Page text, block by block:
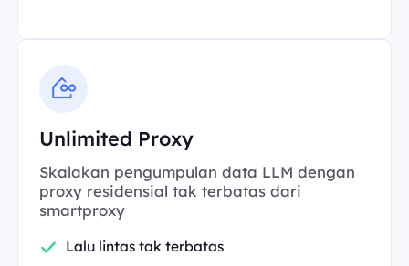
Unlimited Proxy
Skalakan pengumpulan data LLM dengan
proxy residensial tak terbatas dari
smartproxy
Lalu lintas tak terbatas